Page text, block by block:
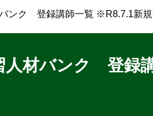
ンク 登録講師一覧 ※R8.7.1新規
人材バンク 登録